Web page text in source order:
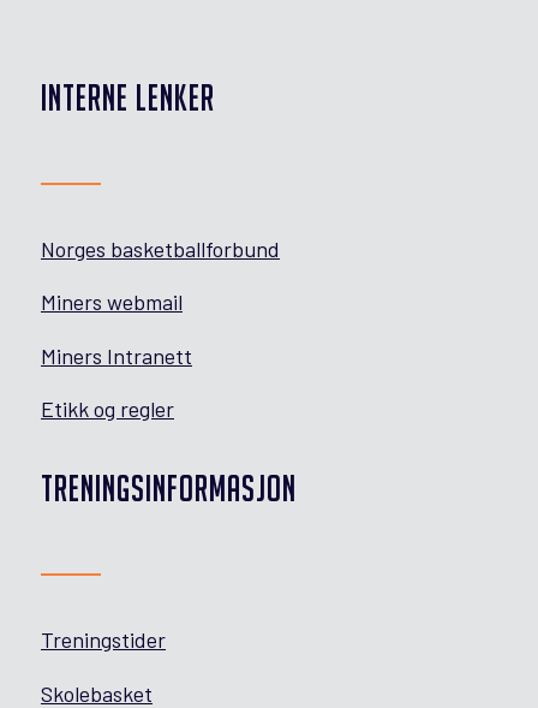
INTERNE LENKER
Norges basketballforbund
Miners webmail
Miners Intranett
Etikk og regler
TRENINGSINFORMASJON
Treningstider
Skolebasket